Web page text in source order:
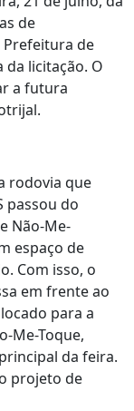
de
Prefeitura de
da licitação. O
a futura
rodovia que
passou do
Não-Me-
espaço de
Com isso, o
em frente ao
para a
Me-Toque,
da feira.
projeto de